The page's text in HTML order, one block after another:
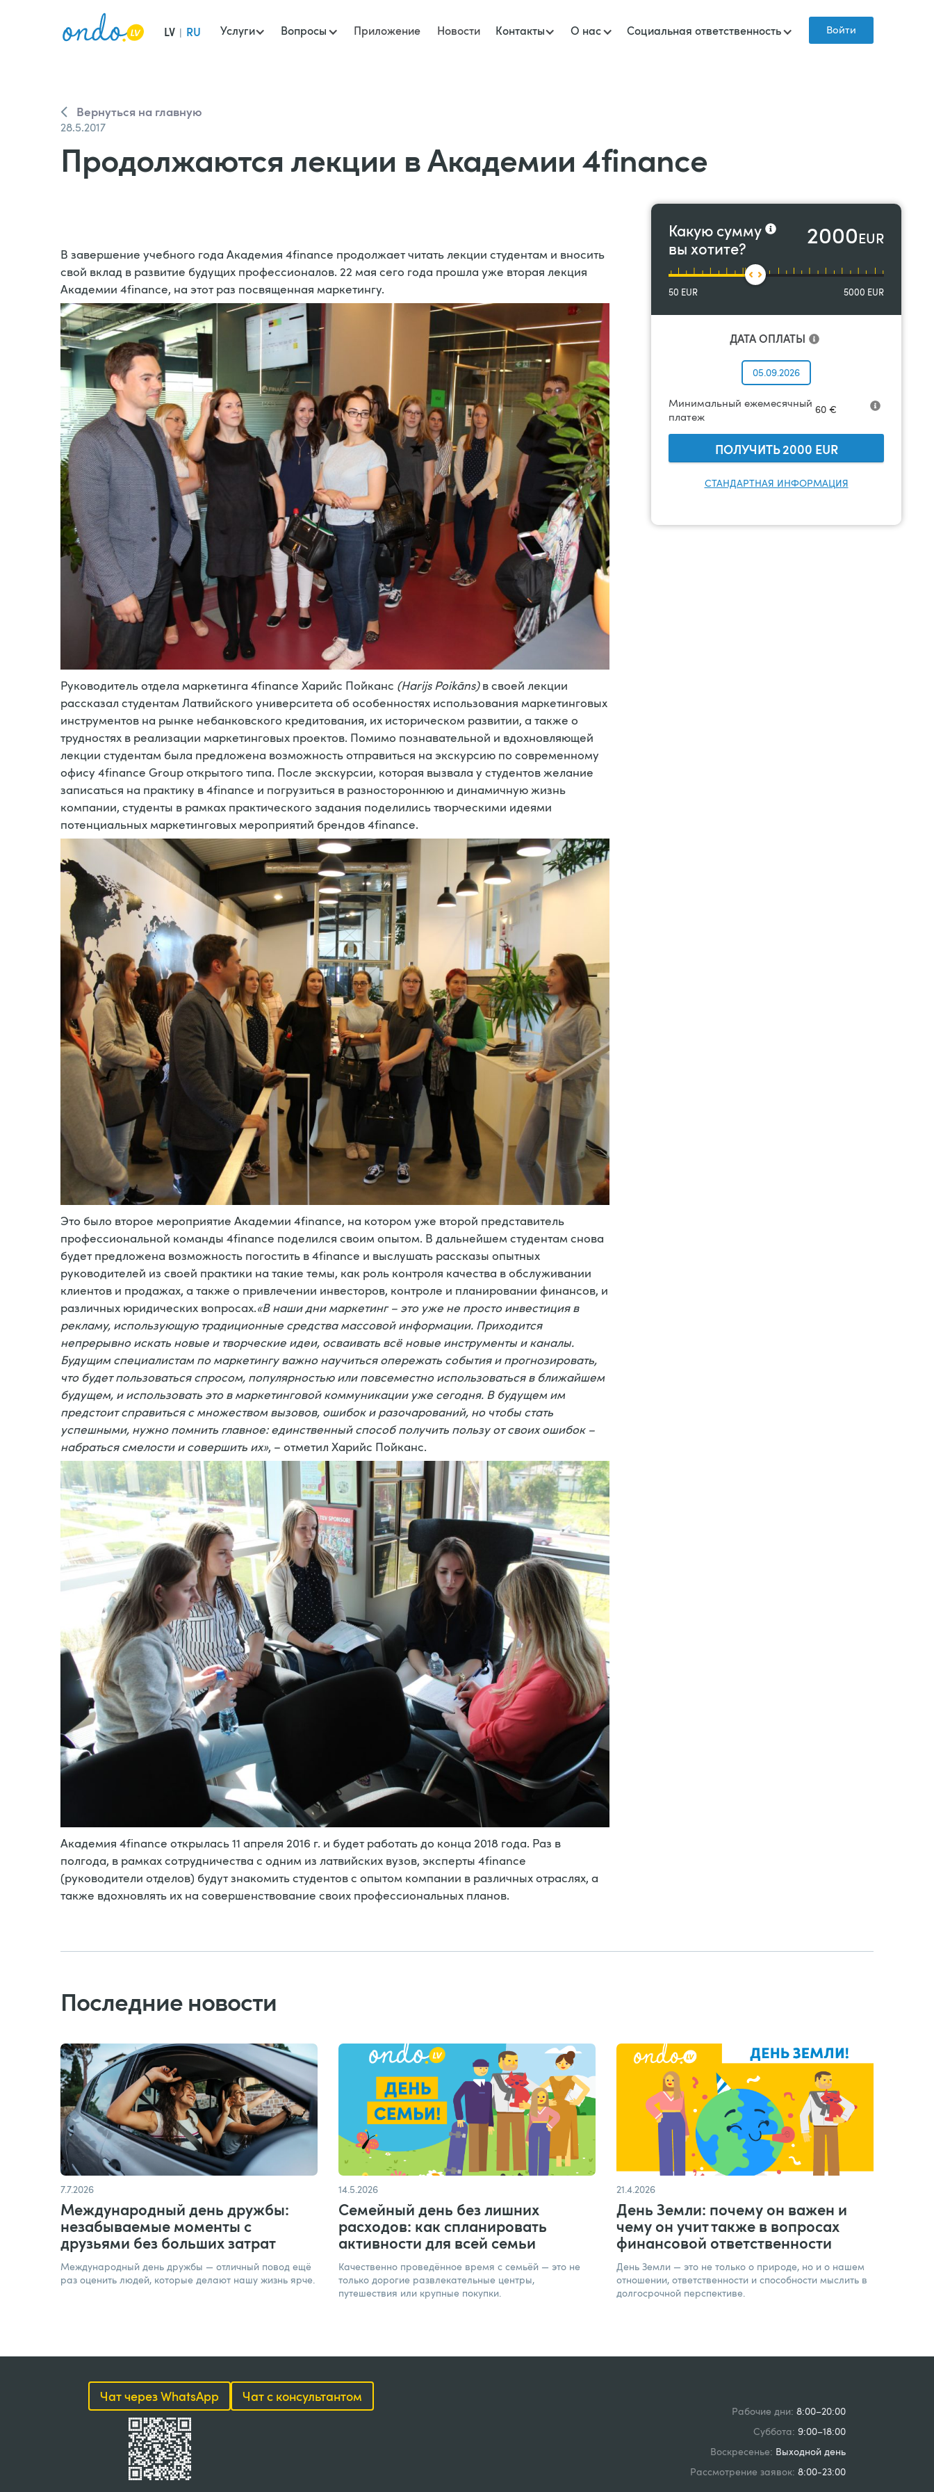
LV | RU Услуги Вопросы Приложение Новости Контакты О нас Социальная ответственность Войти
Вернуться на главную
28.5.2017
Продолжаются лекции в Академии 4finance
В завершение учебного года Академия 4finance продолжает читать лекции студентам и вносить
свой вклад в развитие будущих профессионалов. 22 мая сего года прошла уже вторая лекция
Академии 4finance, на этот раз посвященная маркетингу.
Руководитель отдела маркетинга 4finance Харийс Пойканс (Harijs Poikāns)в своей лекции
рассказал студентам Латвийского университета об особенностях использования маркетинговых
инструментов на рынке небанковского кредитования, их историческом развитии, а также о
трудностях в реализации маркетинговых проектов. Помимо познавательной и вдохновляющей
лекции студентам была предложена возможность отправиться на экскурсию по современному
офису 4finance Group открытого типа. После экскурсии, которая вызвала у студентов желание
записаться на практику в 4finance и погрузиться в разностороннюю и динамичную жизнь
компании, студенты в рамках практического задания поделились творческими идеями
потенциальных маркетинговых мероприятий брендов 4finance.
Это было второе мероприятие Академии 4finance, на котором уже второй представитель
профессиональной команды 4finance поделился своим опытом. В дальнейшем студентам снова
будет предложена возможность погостить в 4finance и выслушать рассказы опытных
руководителей из своей практики на такие темы, как роль контроля качества в обслуживании
клиентов и продажах, а также о привлечении инвесторов, контроле и планировании финансов, и
различных юридических вопросах.«В наши дни маркетинг – это уже не просто инвестиция в
рекламу, использующую традиционные средства массовой информации. Приходится
непрерывно искать новые и творческие идеи, осваивать всё новые инструменты и каналы.
Будущим специалистам по маркетингу важно научиться опережать события и прогнозировать,
что будет пользоваться спросом, популярностью или повсеместно использоваться в ближайшем
будущем, и использовать это в маркетинговой коммуникации уже сегодня. В будущем им
предстоит справиться с множеством вызовов, ошибок и разочарований, но чтобы стать
успешными, нужно помнить главное: единственный способ получить пользу от своих ошибок –
набраться смелости и совершить их», – отметил Харийс Пойканс.
Академия 4finance открылась 11 апреля 2016 г. и будет работать до конца 2018 года. Раз в
полгода, в рамках сотрудничества с одним из латвийских вузов, эксперты 4finance
(руководители отделов) будут знакомить студентов с опытом компании в различных отраслях, а
также вдохновлять их на совершенствование своих профессиональных планов.
Какую сумму
вы хотите?
2000EUR
50 EUR 5000 EUR
ДАТА ОПЛАТЫ
05.09.2026
Минимальный ежемесячный
платеж
60 €
ПОЛУЧИТЬ2000 EUR
СТАНДАРТНАЯ ИНФОРМАЦИЯ
Последние новости
7.7.2026
Международный день дружбы:
незабываемые моменты с
друзьями без больших затрат​
Международный день дружбы — отличный повод ещё
раз оценить людей, которые делают нашу жизнь ярче.
14.5.2026
Семейный день без лишних
расходов: как спланировать
активности для всей семьи
Качественно проведённое время с семьёй — это не
только дорогие развлекательные центры,
путешествия или крупные покупки.
21.4.2026
День Земли: почему он важен и
чему он учит также в вопросах
финансовой ответственности
День Земли — это не только о природе, но и о нашем
отношении, ответственности и способности мыслить в
долгосрочной перспективе.
Чат через WhatsApp Чат с консультантом
Рабочие дни: 8:00–20:00
Суббота: 9:00–18:00
Воскресенье: Выходной день
Рассмотрение заявок: 8:00-23:00